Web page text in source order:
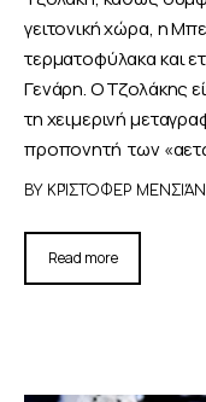
γειτονική χώρα, η
τερματοφύλακα και
Γενάρη. Ο Τζολάκης
τη χειμερινή
προπονητή των
BY ΚΡΊΣΤΟΦΕΡ ΜΕΝΣΙΆΝ
Read more